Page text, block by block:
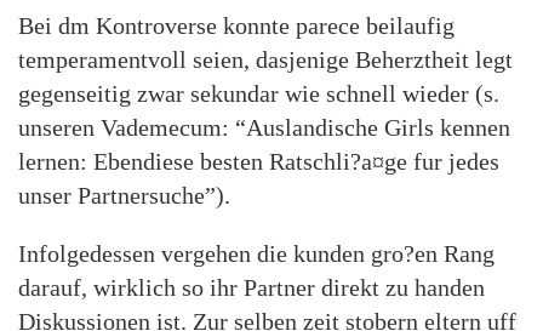
Bei dm Kontroverse konnte parece beilaufig
temperamentvoll seien, dasjenige Beherztheit legt
gegenseitig zwar sekundar wie schnell wieder (s.
unseren Vademecum: “Auslandische Girls kennen
lernen: Ebendiese besten Ratschli?a¤ge fur jedes
unser Partnersuche”).
Infolgedessen vergehen die kunden gro?en Rang
darauf, wirklich so ihr Partner direkt zu handen
Diskussionen ist. Zur selben zeit stobern eltern uff